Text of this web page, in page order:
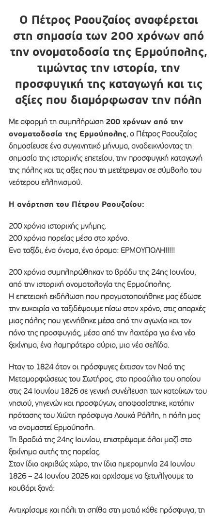
Ο Πέτρος Ραουζαίος αναφέρεται
στη σημασία των 200 χρόνων από
την ονοματοδοσία της Ερμούπολης,
τιμώντας την ιστορία, την
προσφυγική της καταγωγή και τις
αξίες που διαμόρφωσαν την πόλη
Με αφορμή τη συμπλήρωση 200 χρόνων από την
ονοματοδοσία της Ερμούπολης, ο Πέτρος Ραουζαίος
δημοσίευσε ένα συγκινητικό μήνυμα, αναδεικνύοντας τη
σημασία της ιστορικής επετείου, την προσφυγική καταγωγή
της πόλης και τις αξίες που τη μετέτρεψαν σε σύμβολο του
νεότερου ελληνισμού.
Η ανάρτηση του Πέτρου Ραουζαίου:
200 χρόνια ιστορικής μνήμης.
200 χρόνια πορείας μέσα στο χρόνο.
Ένα ταξίδι, ένα όνομα, ένα όραμα: ΕΡΜΟΥΠΟΛΗ!!!!!
200 χρόνια συμπληρώθηκαν το βράδυ της 24ης Ιουνίου,
από την ιστορική ονοματολογία της Ερμούπολης.
Η επετειακή εκδήλωση που πραγματοποιήθηκε μας έδωσε
την ευκαιρία να ταξιδέψουμε πίσω στον χρόνο, στις απαρχές
μιας πόλης που γεννήθηκε μέσα από την αγωνία και τον
πόνο της προσφυγιάς, μέσα από την λαχτάρα για ένα νέο
ξεκίνημα, ένα λαμπρότερο αύριο, μια νέα σελίδα.
Ήταν το 1824 όταν οι πρόσφυγες έχτισαν τον Ναό της
Μεταμορφώσεως του Σωτήρος, στο προαύλιο του οποίου
στις 24 Ιουνίου 1826 σε γενική συνέλευση των κατοίκων του
νησιού, γηγενών και προσφύγων, αποφασίστηκε, κατόπιν
πρότασης του Χιώτη πρόσφυγα Λουκά Ράλλη, η πόλη μας
να ονομαστεί Ερμούπολη.
Τη βραδιά της 24ης Ιουνίου, επιστρέψαμε όλοι μαζί στο
ξεκίνημα αυτής της πορείας.
Στον ίδιο ακριβώς χώρο, την ίδια ημερομηνία 24 Ιουνίου
1826 – 24 Ιουνίου 2026 και αρχίσαμε να ξετυλίγουμε το
κουβάρι ξανά:
Αντικρίσαμε και πάλι τη σπίθα στη ματιά κάθε πρόσφυγα, τη